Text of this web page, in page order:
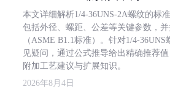
本文详细解析1/4-36UNS-2A螺纹的标
包括外径、螺距、公差等关键参数，
（ASME B1.1标准）。针对1/4-
见疑问，通过公式推导给出精确推荐
附加工艺建议与扩展知识。
2026年8月4日